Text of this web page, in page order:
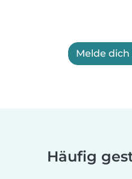
Melde
Häufig